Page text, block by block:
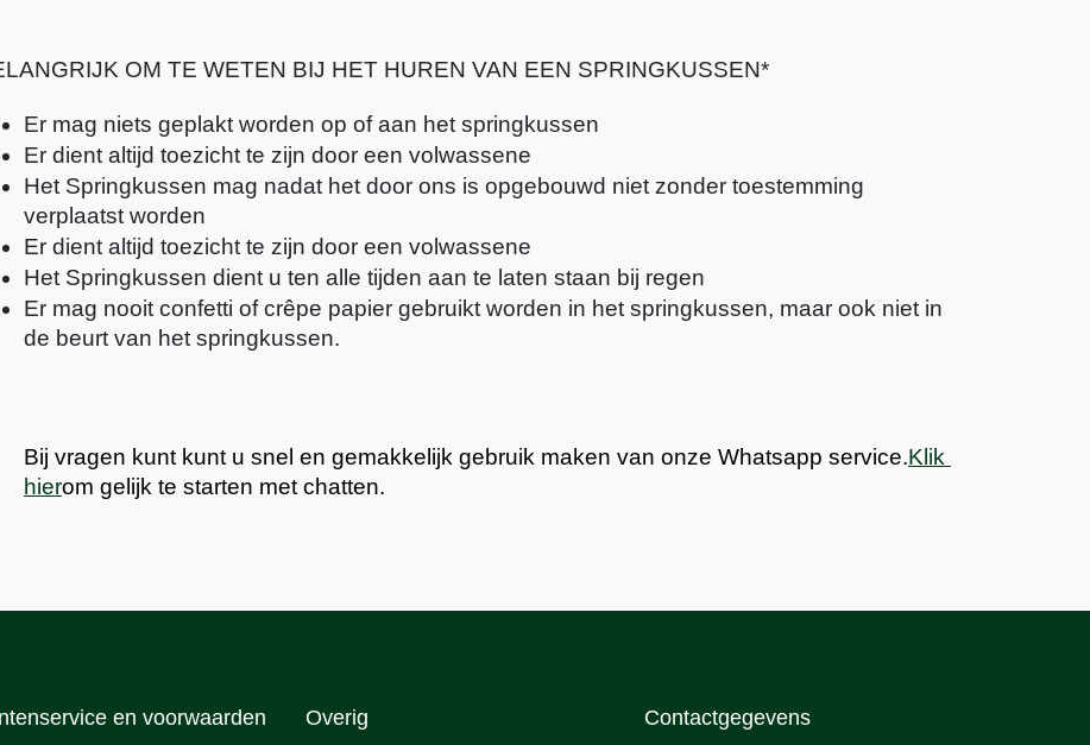
OM TE WETEN BIJ HET HUREN VAN EEN SPRINGKUSSEN*
Er mag niets geplakt worden op of aan het springkussen
Er dient altijd toezicht te zijn door een volwassene
Het Springkussen mag nadat het door ons is opgebouwd niet zonder toestemming
verplaatst worden
Er dient altijd toezicht te zijn door een volwassene
Het Springkussen dient u ten alle tijden aan te laten staan bij regen
Er mag nooit confetti of crêpe papier gebruikt worden in het springkussen, maar ook niet in
de beurt van het springkussen.
Bij vragen kunt kunt u snel en gemakkelijk gebruik maken van onze Whatsapp service.Klik
hierom gelijk te starten met chatten.
en voorwaarden Overig Contactgegevens